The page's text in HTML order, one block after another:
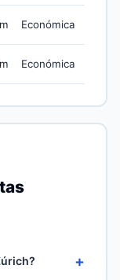
Económica
Económica
+